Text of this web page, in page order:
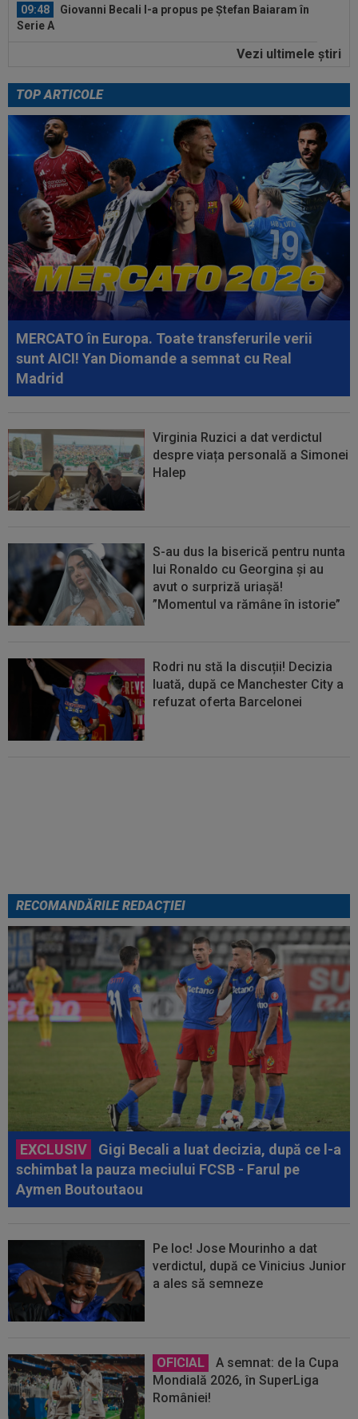
09:48
Giovanni Becali l-a propus pe Ștefan Baiaram în
Serie A
Florin Prunea a dezvăluit cum l-a
09:47
A anunțat că prietena lui a murit, dar aceasta
nici nu exista. Toată țara a râs...
10:36
Pe loc! Jose Mourinho a dat verdictul, după ce
Vinicius Junior a ales să semneze
10:36 EXCLUSIV
Gigi Becali a luat decizia, după ce
l-a schimbat la pauza meciului FCSB - Farul...
10:19 FOTO
Nicolae Stanciu, idol în China! Fanii lui
Dalian Yingbo aproape l-au lăsat fără...
10:08 OFICIAL
Atacantul dorit de Rapid a semnat în
Serie B: ”Am spus 'da' imediat”
09:52 OFICIAL
A semnat: de la Cupa Mondială
2026, în SuperLiga României!
Vezi ultimele ştiri
TOP ARTICOLE
MERCATO în Europa. Toate transferurile verii
sunt AICI! Yan Diomande a semnat cu Real
Madrid
Virginia Ruzici a dat verdictul
despre viața personală a Simonei
Halep
S-au dus la biserică pentru nunta
lui Ronaldo cu Georgina și au
avut o surpriză uriașă!
”Momentul va rămâne în istorie”
Rodri nu stă la discuții! Decizia
luată, după ce Manchester City a
refuzat oferta Barcelonei
RECOMANDĂRILE REDACȚIEI
EXCLUSIV
Gigi Becali a luat decizia, după ce l-a
schimbat la pauza meciului FCSB - Farul pe
Aymen Boutoutaou
Pe loc! Jose Mourinho a dat
verdictul, după ce Vinicius Junior
a ales să semneze
OFICIAL
A semnat: de la Cupa
Mondială 2026, în SuperLiga
României!